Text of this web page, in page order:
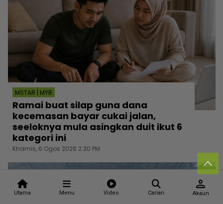
Utama Menu Video Carian
person
Akaun
MSTAR | MYR
Ramai buat silap guna dana
kecemasan bayar cukai jalan,
seeloknya mula asingkan duit ikut 6
kategori ini
Khamis, 6 Ogos 2026 2:30 PM